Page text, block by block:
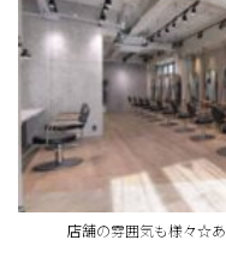
店舗の雰囲気も様々☆